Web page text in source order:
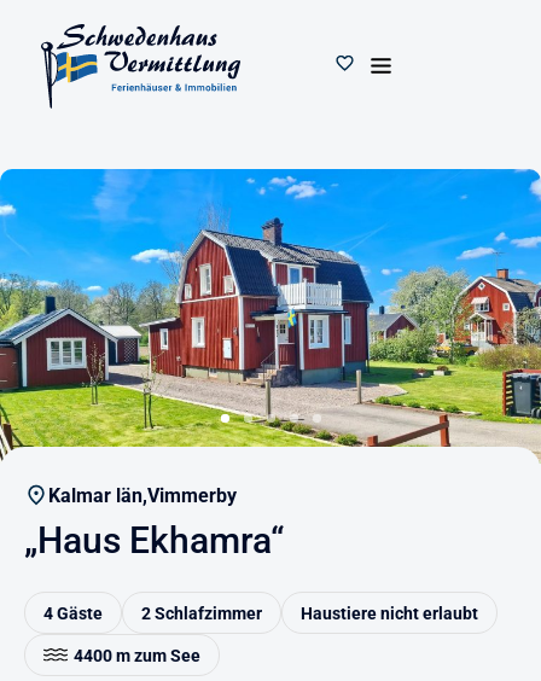
Kalmar län,Vimmerby
„Haus Ekhamra“
4 Gäste 2 Schlafzimmer Haustiere nicht erlaubt
4400 m zum See